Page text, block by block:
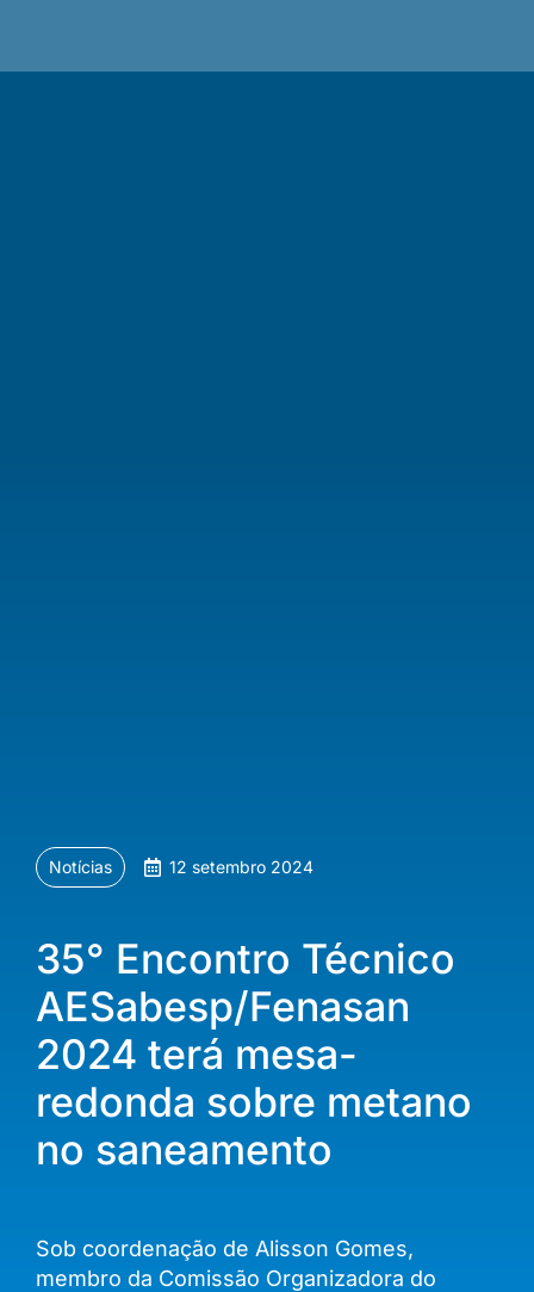
Notícias 12 setembro 2024
35° Encontro Técnico
AESabesp/Fenasan
2024 terá mesa-
redonda sobre metano
no saneamento
Sob coordenação de Alisson Gomes,
membro da Comissão Organizadora do